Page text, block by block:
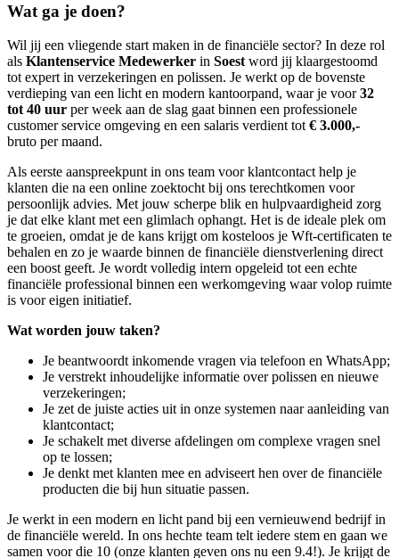
Wat ga je doen?
Wil jij een vliegende start maken in de financiële sector? In deze rol
als Klantenservice Medewerker in Soest word jij klaargestoomd
tot expert in verzekeringen en polissen. Je werkt op de bovenste
verdieping van een licht en modern kantoorpand, waar je voor32
tot 40 uur per week aan de slag gaat binnen een professionele
customer service omgeving en een salaris verdient tot € 3.000,-
bruto per maand.
Als eerste aanspreekpunt in ons team voor klantcontact help je
klanten die na een online zoektocht bij ons terechtkomen voor
persoonlijk advies. Met jouw scherpe blik en hulpvaardigheid zorg
je dat elke klant met een glimlach ophangt. Het is de ideale plek om
te groeien, omdat je de kans krijgt om kosteloos je Wft-certificaten te
behalen en zo je waarde binnen de financiële dienstverlening direct
een boost geeft. Je wordt volledig intern opgeleid tot een echte
financiële professional binnen een werkomgeving waar volop ruimte
is voor eigen initiatief.
Wat worden jouw taken?
Je beantwoordt inkomende vragen via telefoon en WhatsApp;
Je verstrekt inhoudelijke informatie over polissen en nieuwe
verzekeringen;
Je zet de juiste acties uit in onze systemen naar aanleiding van
klantcontact;
Je schakelt met diverse afdelingen om complexe vragen snel
op te lossen;
Je denkt met klanten mee en adviseert hen over de financiële
producten die bij hun situatie passen.
Je werkt in een modern en licht pand bij een vernieuwend bedrijf in
de financiële wereld. In ons hechte team telt iedere stem en gaan we
samen voor die 10 (onze klanten geven ons nu een 9.4!). Je krijgt de